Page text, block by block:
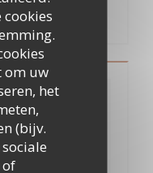
om uw
het
(bijv.
of
VENSTER))